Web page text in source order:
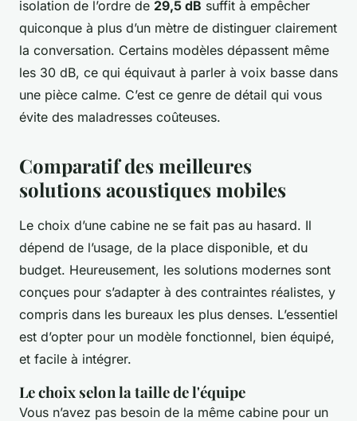
isolation de l’ordre de 29,5 dB suffit à empêcher
quiconque à plus d’un mètre de distinguer clairement
la conversation. Certains modèles dépassent même
les 30 dB, ce qui équivaut à parler à voix basse dans
une pièce calme. C’est ce genre de détail qui vous
évite des maladresses coûteuses.
Comparatif des meilleures
solutions acoustiques mobiles
Le choix d’une cabine ne se fait pas au hasard. Il
dépend de l’usage, de la place disponible, et du
budget. Heureusement, les solutions modernes sont
conçues pour s’adapter à des contraintes réalistes, y
compris dans les bureaux les plus denses. L’essentiel
est d’opter pour un modèle fonctionnel, bien équipé,
et facile à intégrer.
Le choix selon la taille de l'équipe
Vous n’avez pas besoin de la même cabine pour un